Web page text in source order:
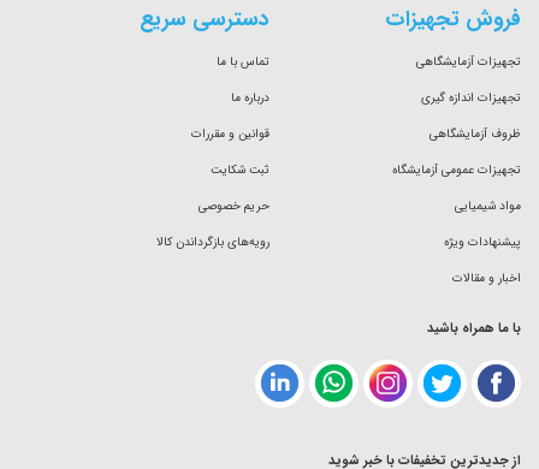
فروش تجهیزات
تجهیزات آزمایشگاهی
تجهیزات اندازه گیری
ظروف آزمایشگاهی
تجهیزات عمومی آزمایشگاه
مواد شیمیایی
پیشنهادات ویژه
اخبار و مقالات
دسترسی سریع
تماس با ما
درباره ما
قوانین و مقررات
ثبت شکایت
حریم خصوصی
رویه‌های بازگرداندن کالا
با ما همراه باشید
از جدیدترین تخفیفات با خبر شوید